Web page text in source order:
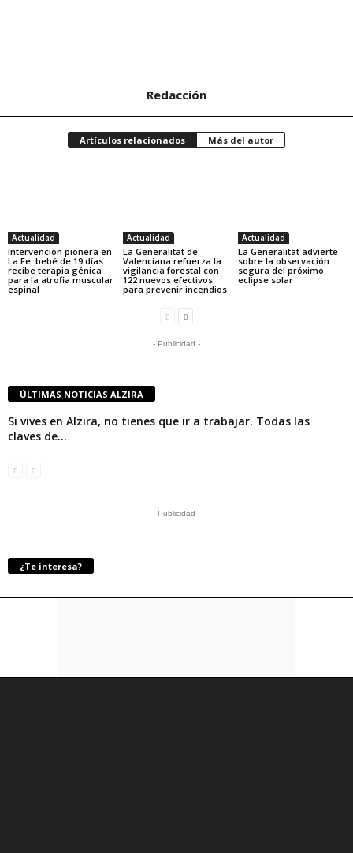
Redacción
Artículos relacionados Más del autor
Actualidad
Intervención pionera en
La Fe: bebé de 19 días
recibe terapia génica
para la atrofia muscular
espinal
Actualidad
La Generalitat de
Valenciana refuerza la
vigilancia forestal con
122 nuevos efectivos
para prevenir incendios
Actualidad
La Generalitat advierte
sobre la observación
segura del próximo
eclipse solar
- Publicidad -
ÚLTIMAS NOTICIAS ALZIRA
Si vives en Alzira, no tienes que ir a trabajar. Todas las
claves de...
- Publicidad -
¿Te interesa?